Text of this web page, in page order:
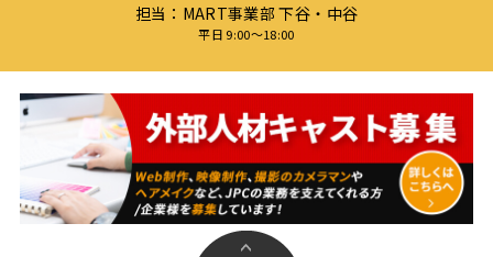
担当：MART事業部 下谷・中谷
平日 9:00〜18:00